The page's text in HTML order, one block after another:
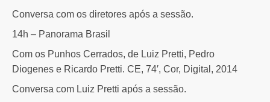
Conversa com os diretores após a sessão.
14h – Panorama Brasil
Com os Punhos Cerrados, de Luiz Pretti, Pedro
Diogenes e Ricardo Pretti. CE, 74′, Cor, Digital, 2014
Conversa com Luiz Pretti após a sessão.